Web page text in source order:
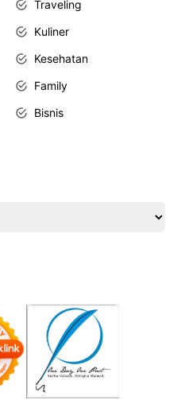
Traveling
Kuliner
Kesehatan
Family
Bisnis